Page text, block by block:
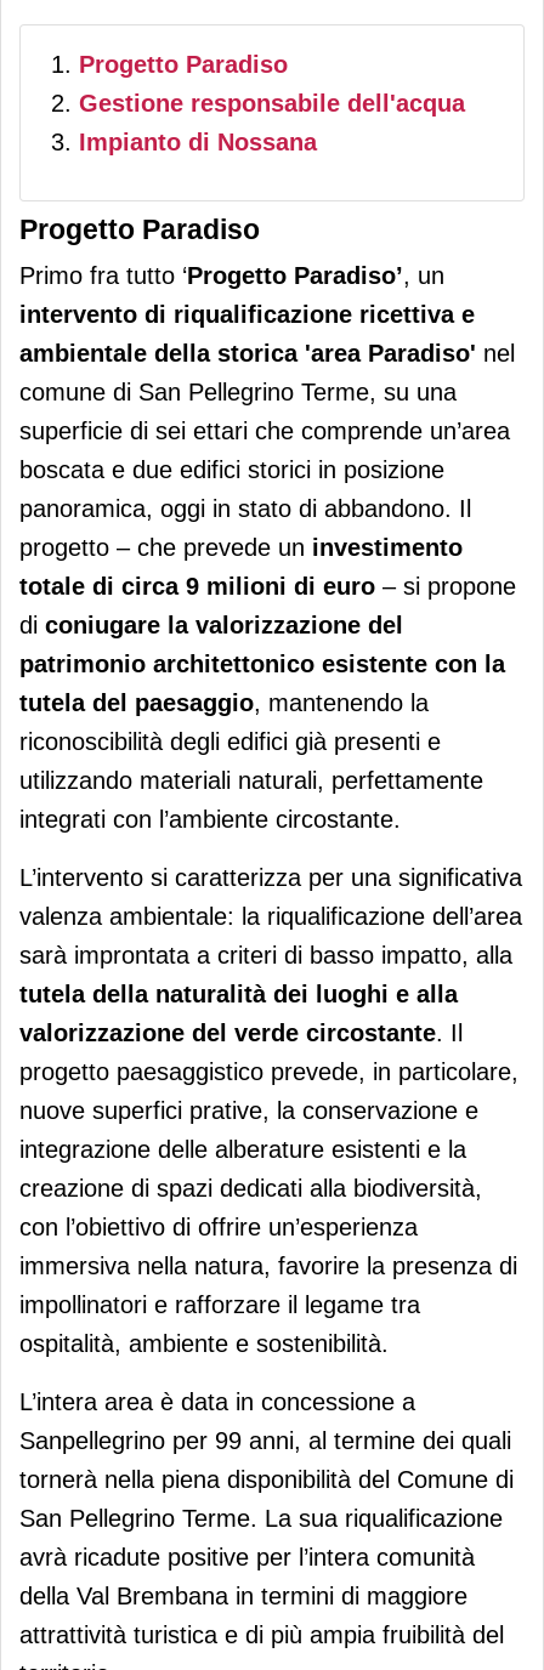
Progetto Paradiso
Gestione responsabile dell'acqua
Impianto di Nossana
Progetto Paradiso
Primo fra tutto ‘Progetto Paradiso’, un
intervento di riqualificazione ricettiva e
ambientale della storica 'area Paradiso' nel
comune di San Pellegrino Terme, su una
superficie di sei ettari che comprende un’area
boscata e due edifici storici in posizione
panoramica, oggi in stato di abbandono. Il
progetto – che prevede un investimento
totale di circa 9 milioni di euro – si propone
di coniugare la valorizzazione del
patrimonio architettonico esistente con la
tutela del paesaggio, mantenendo la
riconoscibilità degli edifici già presenti e
utilizzando materiali naturali, perfettamente
integrati con l’ambiente circostante.
L’intervento si caratterizza per una significativa
valenza ambientale: la riqualificazione dell’area
sarà improntata a criteri di basso impatto, alla
tutela della naturalità dei luoghi e alla
valorizzazione del verde circostante. Il
progetto paesaggistico prevede, in particolare,
nuove superfici prative, la conservazione e
integrazione delle alberature esistenti e la
creazione di spazi dedicati alla biodiversità,
con l’obiettivo di offrire un’esperienza
immersiva nella natura, favorire la presenza di
impollinatori e rafforzare il legame tra
ospitalità, ambiente e sostenibilità.
L’intera area è data in concessione a
Sanpellegrino per 99 anni, al termine dei quali
tornerà nella piena disponibilità del Comune di
San Pellegrino Terme. La sua riqualificazione
avrà ricadute positive per l’intera comunità
della Val Brembana in termini di maggiore
attrattività turistica e di più ampia fruibilità del